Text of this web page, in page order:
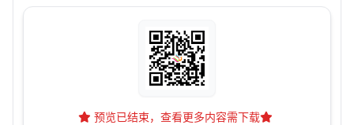
预览已结束，查看更多内容需下载